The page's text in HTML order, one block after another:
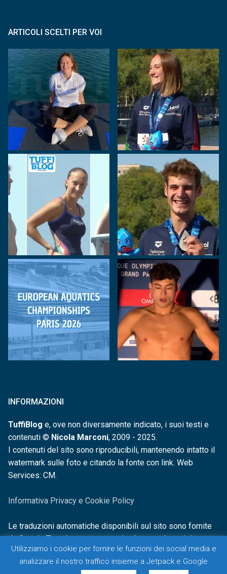
ARTICOLI SCELTI PER VOI
INFORMAZIONI
TuffiBlog e, ove non diversamente indicato, i suoi testi e
contenuti © Nicola Marconi, 2009 - 2025.
I contenuti del sito sono riproducibili, mantenendo intatto il
watermark sulle foto e citando la fonte con link. Web
Services: CM.
Informativa Privacy e Cookie Policy
Le traduzioni automatiche disponibili sul sito sono fornite
da Google Translate e non sono in alcun modo revisionate o
controllate.
Utilizziamo i cookie per fornire le funzioni dei social media e
analizzare il nostro traffico insieme a Jetpack e Google